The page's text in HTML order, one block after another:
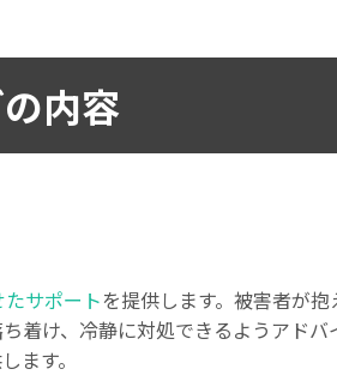
内容
サポートを提供します。被害者が抱
着け、冷静に対処できるようアドバ
ます。